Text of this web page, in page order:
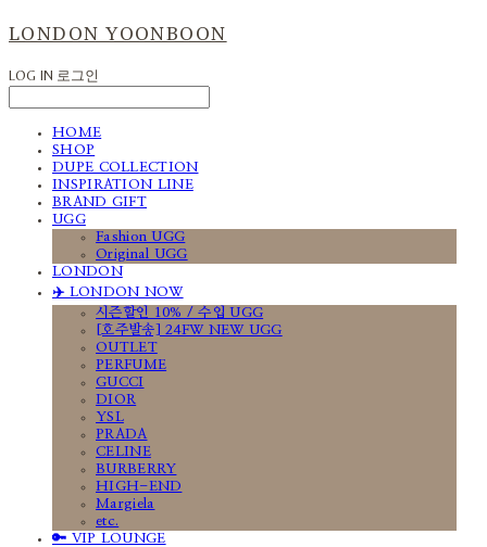
LONDON YOONBOON
LOG IN 로그인
HOME
SHOP
DUPE COLLECTION
INSPIRATION LINE
BRAND GIFT
UGG
Fashion UGG
Original UGG
LONDON
✈️ LONDON NOW
시즌할인 10% / 수입 UGG
[호주발송] 24FW NEW UGG
OUTLET
PERFUME
GUCCI
DIOR
YSL
PRADA
CELINE
BURBERRY
HIGH-END
Margiela
etc.
🔑 VIP LOUNGE